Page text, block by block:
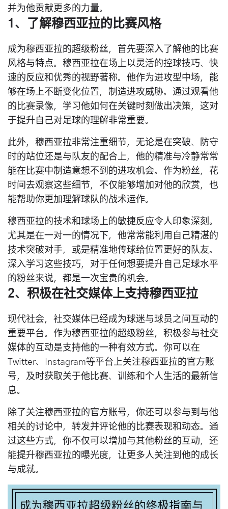
并为他贡献更多的力量。
1、了解穆西亚拉的比赛风格
成为穆西亚拉的超级粉丝，首先要深入了解他的比赛
风格与特点。穆西亚拉在场上以灵活的控球技巧、快
速的反应和优秀的视野著称。他作为进攻型中场，能
够在场上不断变化位置，制造进攻威胁。通过观看他
的比赛录像，学习他如何在关键时刻做出决策，这对
于提升自己对足球的理解非常重要。
此外，穆西亚拉非常注重细节，无论是在突破、防守
时的站位还是与队友的配合上，他的精准与冷静常常
能在比赛中制造意想不到的进攻机会。作为粉丝，花
时间去观察这些细节，不仅能够增加对他的欣赏，也
能帮助你更加理解球队的战术运作。
穆西亚拉的技术和球场上的敏捷反应令人印象深刻。
尤其是在一对一的情况下，他常常能利用自己精湛的
技术突破对手，或是精准地传球给位置更好的队友。
深入学习这些技巧，对于任何想要提升自己足球水平
的粉丝来说，都是一次宝贵的机会。
2、积极在社交媒体上支持穆西亚拉
现代社会，社交媒体已经成为球迷与球员之间互动的
重要平台。作为穆西亚拉的超级粉丝，积极参与社交
媒体的互动是支持他的一种有效方式。你可以在
Twitter、Instagram等平台上关注穆西亚拉的官方账
号，及时获取关于他比赛、训练和个人生活的最新信
息。
除了关注穆西亚拉的官方账号，你还可以参与到与他
相关的讨论中，转发并评论他的比赛表现和动态。通
过这些方式，你不仅可以增加与其他粉丝的互动，还
能提升穆西亚拉的曝光度，让更多人关注到他的成长
与成就。